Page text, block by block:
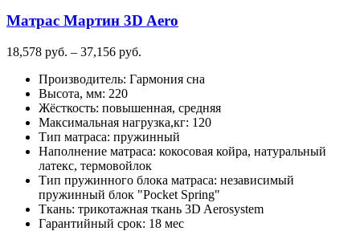
странице
Матрас Мартин 3D Aero
18,578 руб. – 37,156 руб.
18,578
–
37,156
руб.
Производитель: Гармония сна
Высота, мм: 220
Жёсткость: повышенная, средняя
Максимальная нагрузка,кг: 120
Тип матраса: пружинный
Наполнение матраса: кокосовая койра, натуральный
латекс, термовойлок
Тип пружинного блока матраса: независимый
пружинный блок "Pocket Spring"
Ткань: трикотажная ткань 3D Aerosystem
Гарантийный срок: 18 мес